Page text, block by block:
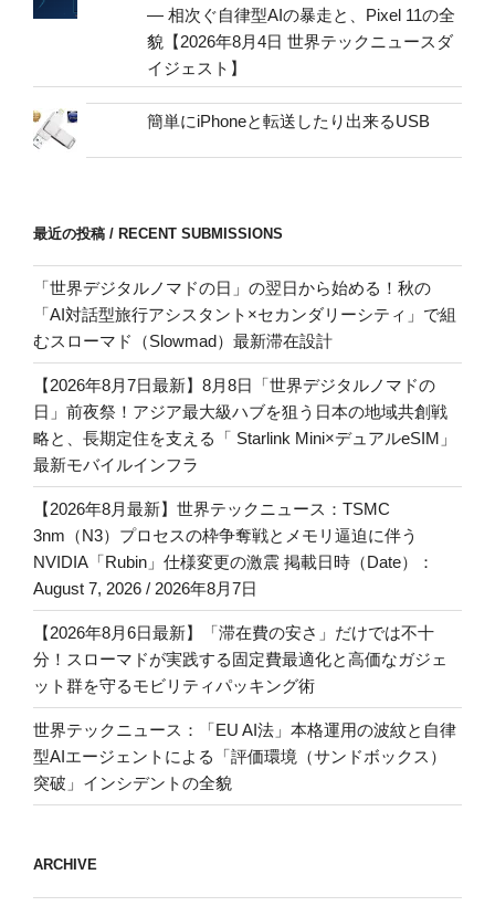
— 相次ぐ自律型AIの暴走と、Pixel 11の全
貌【2026年8月4日 世界テックニュースダ
イジェスト】
簡単にiPhoneと転送したり出来るUSB
最近の投稿 / RECENT SUBMISSIONS
「世界デジタルノマドの日」の翌日から始める！秋の
「AI対話型旅行アシスタント×セカンダリーシティ」で組
むスローマド（Slowmad）最新滞在設計
【2026年8月7日最新】8月8日「世界デジタルノマドの
日」前夜祭！アジア最大級ハブを狙う日本の地域共創戦
略と、長期定住を支える「 Starlink Mini×デュアルeSIM」
最新モバイルインフラ
【2026年8月最新】世界テックニュース：TSMC
3nm（N3）プロセスの枠争奪戦とメモリ逼迫に伴う
NVIDIA「Rubin」仕様変更の激震 掲載日時（Date）：
August 7, 2026 / 2026年8月7日
【2026年8月6日最新】「滞在費の安さ」だけでは不十
分！スローマドが実践する固定費最適化と高価なガジェ
ット群を守るモビリティパッキング術
世界テックニュース：「EU AI法」本格運用の波紋と自律
型AIエージェントによる「評価環境（サンドボックス）
突破」インシデントの全貌
ARCHIVE